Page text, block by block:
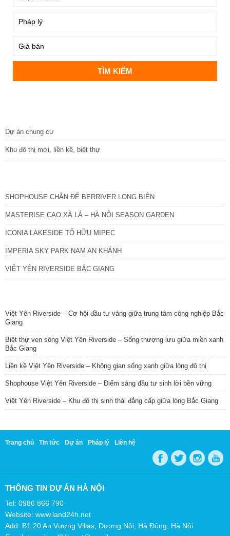
Dự án chung cư
Khu đô thị mới, liền kề, biệt thự
SHOPHOUSE CHÂN ĐẾ BERRIVER LONG BIÊN
MASTERISE CAO XÀ LÁ – HÀ NỘI SEASON GARDEN
ICONIA LAKESIDE TỐ HỮU MIPEC
IMPERIA SKY PARK NAM AN KHÁNH
VIỆT YÊN RIVERSIDE BẮC GIANG
Việt Yên Riverside – Cơ hội đầu tư vàng giữa trung tâm công nghiệp Bắc
Giang
Biệt thự ven sông Việt Yên Riverside – Sống thượng lưu giữa miền xanh
Bắc Giang
Liền kề Việt Yên Riverside – Không gian sống xanh giữa lòng đô thị
Shophouse Việt Yên Riverside – Điểm sáng đầu tư sinh lời bền vững
Việt Yên Riverside – Khu đô thị sinh thái đẳng cấp giữa lòng Bắc Giang
Trang chủ Tin tức Dự án Pháp lý Liên hệ
THÔNG TIN DỰ ÁN HÀ NỘI
Tel: 0986 866 790
Website: www.land24h.net
Add: B1.20 An Vượng Villas, Dương Nội, Hà Đông, Hà Nội